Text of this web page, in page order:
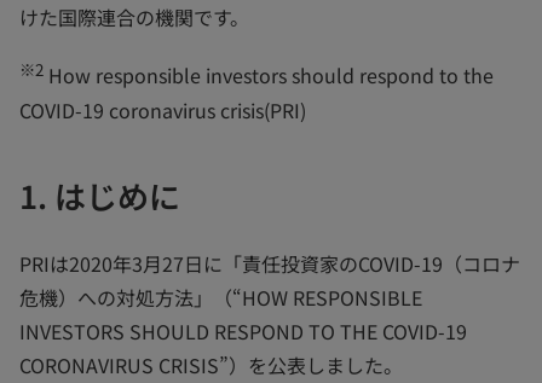
けた国際連合の機関です。
※2 How responsible investors should respond to the
COVID-19 coronavirus crisis(PRI)
1. はじめに
PRIは2020年3月27日に「責任投資家のCOVID-19（コロナ
危機）への対処方法」（“HOW RESPONSIBLE
INVESTORS SHOULD RESPOND TO THE COVID-19
CORONAVIRUS CRISIS”）を公表しました。